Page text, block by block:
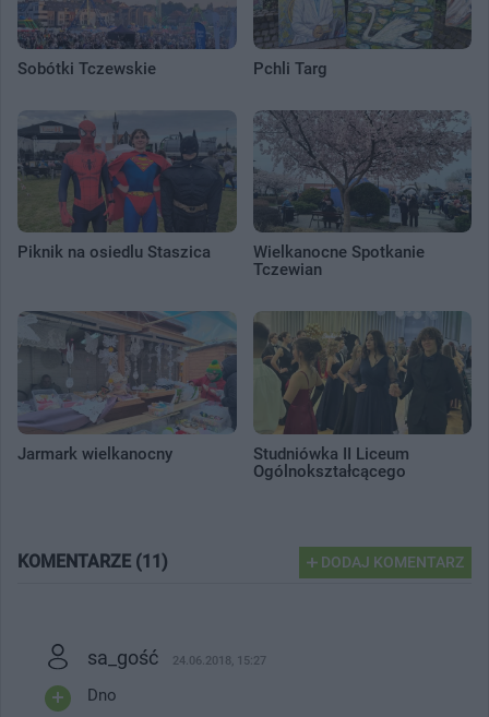
Sobótki Tczewskie Pchli Targ
Piknik na osiedlu Staszica
Wielkanocne Spotkanie
Tczewian
Jarmark wielkanocny
Studniówka II Liceum
Ogólnokształcącego
KOMENTARZE (11) DODAJ KOMENTARZ
sa_gość 24.06.2018, 15:27
Dno